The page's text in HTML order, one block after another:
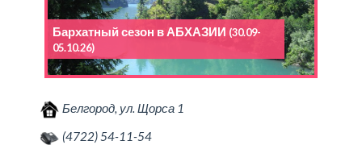
Бархатный сезон в АБХАЗИИ (30.09-
05.10.26)
Белгород, ул. Щорса 1
(4722) 54-11-54